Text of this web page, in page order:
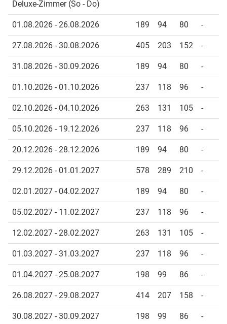
Deluxe-Zimmer (So - Do)
01.08.2026 - 26.08.2026 189 94 80 -
27.08.2026 - 30.08.2026 405 203 152 -
31.08.2026 - 30.09.2026 189 94 80 -
01.10.2026 - 01.10.2026 237 118 96 -
02.10.2026 - 04.10.2026 263 131 105 -
05.10.2026 - 19.12.2026 237 118 96 -
20.12.2026 - 28.12.2026 189 94 80 -
29.12.2026 - 01.01.2027 578 289 210 -
02.01.2027 - 04.02.2027 189 94 80 -
05.02.2027 - 11.02.2027 237 118 96 -
12.02.2027 - 28.02.2027 263 131 105 -
01.03.2027 - 31.03.2027 237 118 96 -
01.04.2027 - 25.08.2027 198 99 86 -
26.08.2027 - 29.08.2027 414 207 158 -
30.08.2027 - 30.09.2027 198 99 86 -